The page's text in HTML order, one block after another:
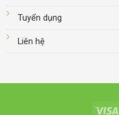
Tuyển dụng
Liên hệ